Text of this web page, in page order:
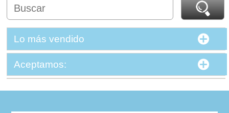
Lo más vendido
Aceptamos: